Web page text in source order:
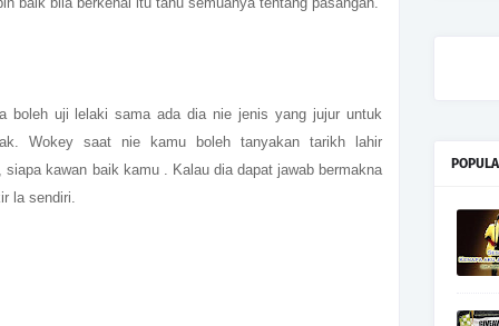
boleh uji lelaki sama ada dia nie jenis yang jujur untuk
Wokey saat nie kamu boleh tanyakan tarikh lahir
kawan baik kamu . Kalau dia dapat jawab bermakna
la sendiri.